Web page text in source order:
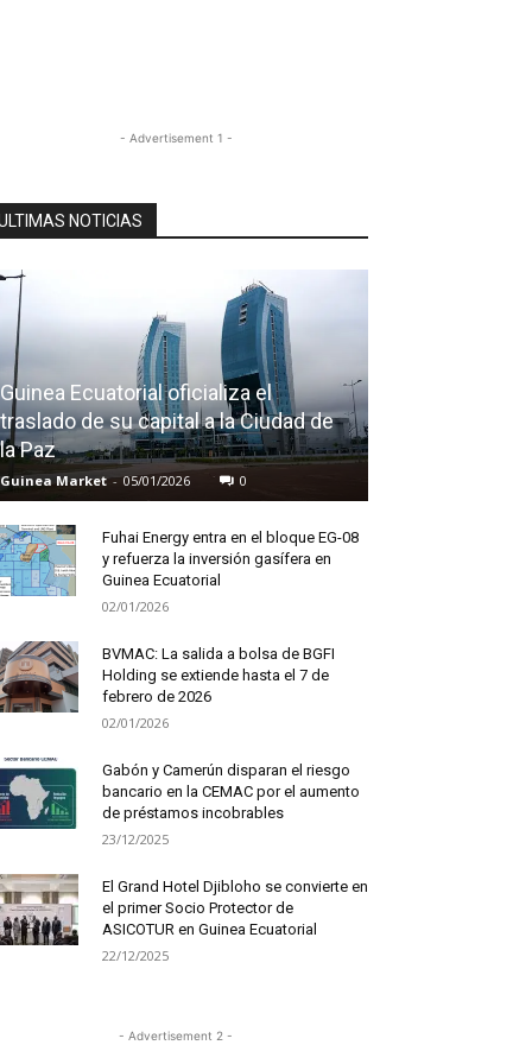
- Advertisement 1 -
NOTICIAS
Guinea Ecuatorial oficializa el
traslado de su capital a la Ciudad de
la Paz
Guinea Market - 05/01/2026 0
Fuhai Energy entra en el bloque EG-08
y refuerza la inversión gasífera en
Guinea Ecuatorial
02/01/2026
BVMAC: La salida a bolsa de BGFI
Holding se extiende hasta el 7 de
febrero de 2026
02/01/2026
Gabón y Camerún disparan el riesgo
bancario en la CEMAC por el aumento
de préstamos incobrables
23/12/2025
El Grand Hotel Djibloho se convierte en
el primer Socio Protector de
ASICOTUR en Guinea Ecuatorial
22/12/2025
- Advertisement 2 -